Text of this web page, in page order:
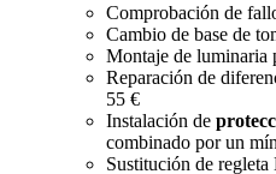
Comprobación de
Cambio de base de
Montaje de luminaria
Reparación de
55 €
Instalación de
combinado por un
Sustitución de